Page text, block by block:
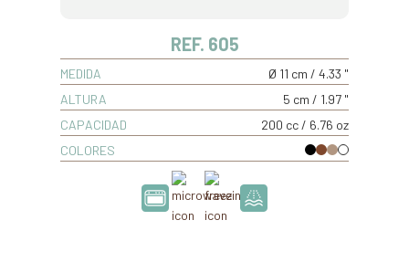
REF. 605
MEDIDA
Ø 11 cm / 4.33 "
ALTURA
5 cm / 1.97 "
CAPACIDAD
200 cc / 6.76 oz
COLORES